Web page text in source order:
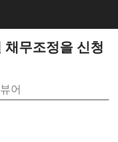
무조정을 신청
어